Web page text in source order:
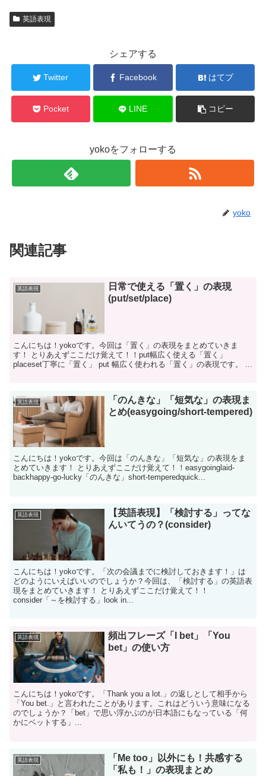
英語表現
シェアする
Twitter Facebook はてブ
Pocket LINE コピー
yokoをフォローする
yoko
関連記事
英語表現
日常で使える「置く」の表現
(put/set/place)
こんにちは！yokoです。今回は「置く」の表現をまとめていきま
す！ とりあえずここだけ覚えて！！put幅広く使える「置く」
placeset丁寧に「置く」 put 幅広く使われる「置く」の表現です。 ...
英語表現
「のんきな」「短気な」の表現ま
とめ(easygoing/short-tempered)
こんにちは！yokoです。今回は「のんきな」「短気な」の表現をま
とめていきます！ とりあえずここだけ覚えて！！easygoinglaid-
backhappy-go-lucky「のんきな」short-temperedquick...
英語表現
【英語表現】「検討する」ってな
んいてうの？(consider)
こんにちは！yokoです。「次の会議までに検討しておきます！」は
どのようにいえばいいのでしょうか？今回は、「検討する」の英語表
現をまとめていきます！ とりあえずここだけ覚えて！！
consider「～を検討する」look in...
英語表現
頻出フレーズ「I bet」「You
bet」の使い方
こんにちは！yokoです。「Thank you a lot.」の返しとして相手から
「You bet.」と言われたことがあります。これはどういう意味になる
のでしょうか？「bet」で思い浮かぶのが日本語にもなっている「何
かにベットする」...
英語表現
「Me too」以外にも！共感する
「私も！」の表現まとめ